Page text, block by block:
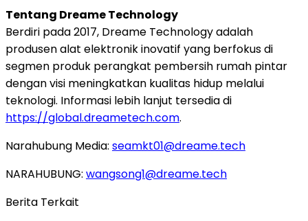
Tentang Dreame Technology
Berdiri pada 2017, Dreame Technology adalah
produsen alat elektronik inovatif yang berfokus di
segmen produk perangkat pembersih rumah pintar
dengan visi meningkatkan kualitas hidup melalui
teknologi. Informasi lebih lanjut tersedia di
https://global.dreametech.com.
Narahubung Media: seamkt01@dreame.tech
NARAHUBUNG: wangsong1@dreame.tech
Berita Terkait